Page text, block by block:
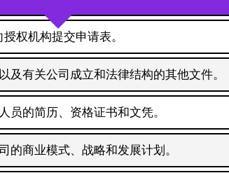
授权机构提交申请表。
及有关公司成立和法律结构的其他文件。
员的简历、资格证书和文凭。
的商业模式、战略和发展计划。